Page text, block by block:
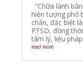
“Chữa lành
hiện tượng phổ
chấn, đặc biệt
PTSD, đồng
tâm lý, liệu
read more